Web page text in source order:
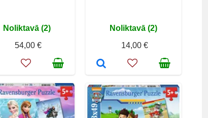
Noliktavā (2)
54,00 €
Noliktavā (2)
14,00 €